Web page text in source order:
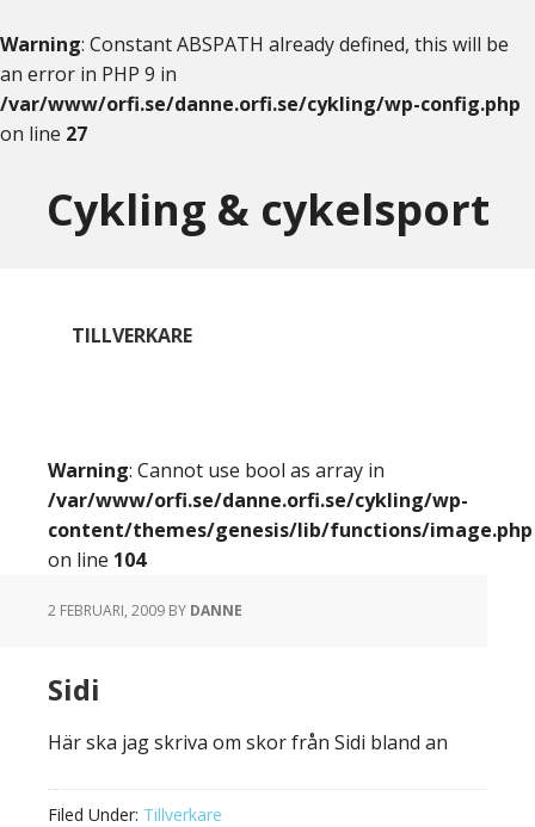
Warning: Constant ABSPATH already defined, this will be
an error in PHP 9 in
/var/www/orfi.se/danne.orfi.se/cykling/wp-config.php
on line 27
content
primaryCykling & cykelsport
TILLVERKARE
Warning: Cannot use bool as array in
/var/www/orfi.se/danne.orfi.se/cykling/wp-
content/themes/genesis/lib/functions/image.php
on line 104
2 FEBRUARI, 2009 BY DANNE
Sidi
Här ska jag skriva om skor från Sidi bland an
Filed Under: Tillverkare